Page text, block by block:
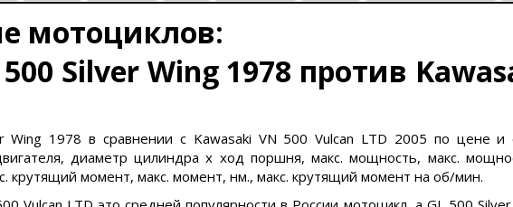
мотоциклов:
Silver Wing 1978 против
Wing 1978 в сравнении с Kawasaki VN 500 Vulcan LTD 2005 по цене и
диаметр цилиндра х ход поршня, макс. мощность, макс.
крутящий момент, макс. момент, нм., макс. крутящий момент на об/мин.